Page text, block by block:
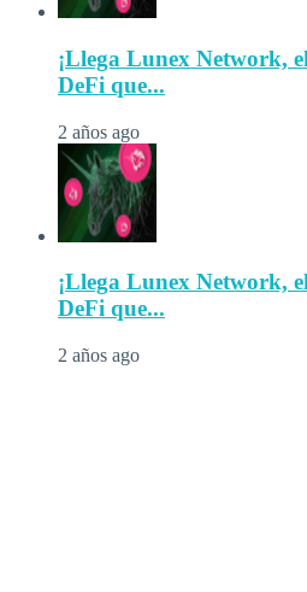
¡Llega Lunex Network,
DeFi que...
2 años ago
¡Llega Lunex Network,
DeFi que...
2 años ago